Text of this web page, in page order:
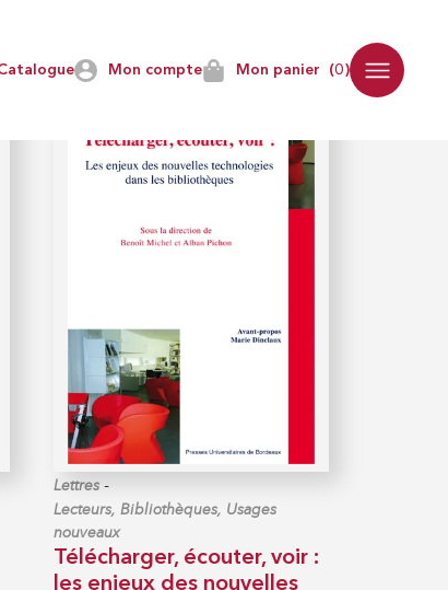
Mon compte Mon panier (0)
Lettres -
Lecteurs, Bibliothèques, Usages
nouveaux
Télécharger, écouter, voir :
les enjeux des nouvelles